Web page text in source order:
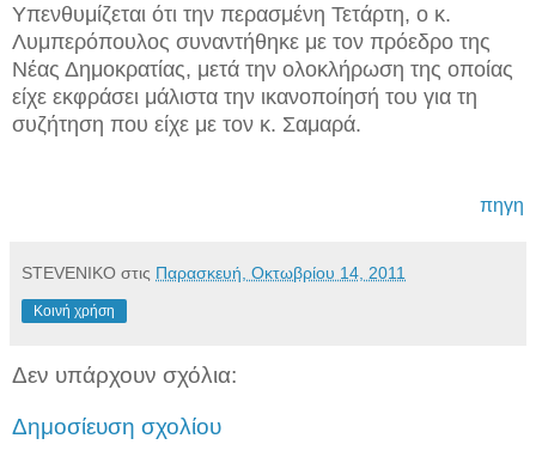
Υπενθυμίζεται ότι την περασμένη Τετάρτη, ο κ.
Λυμπερόπουλος συναντήθηκε με τον πρόεδρο της
Νέας Δημοκρατίας, μετά την ολοκλήρωση της οποίας
είχε εκφράσει μάλιστα την ικανοποίησή του για τη
συζήτηση που είχε με τον κ. Σαμαρά.
πηγη
STEVENIKO στις Παρασκευή, Οκτωβρίου 14, 2011
Κοινή χρήση
Δεν υπάρχουν σχόλια:
Δημοσίευση σχολίου